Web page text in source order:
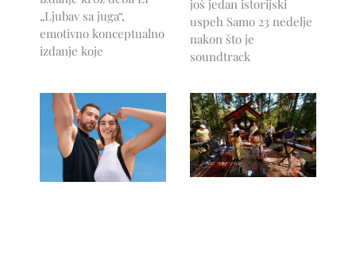
„Ljubav sa juga“,
emotivno konceptualno
izdanje koje
još jedan istorijski
uspeh Samo 23 nedelje
nakon što je
soundtrack